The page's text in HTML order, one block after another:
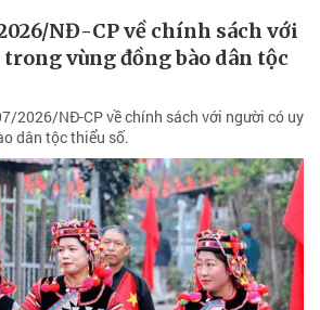
NĐ-CP về chính sách với
vùng đồng bào dân tộc
2026/NĐ-CP về chính sách với người có uy
dân tộc thiểu số.